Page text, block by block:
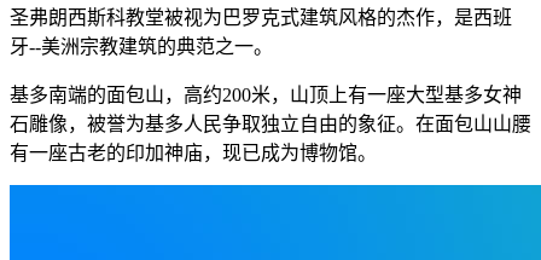
圣弗朗西斯科教堂被视为巴罗克式建筑风格的杰作，是西班
牙--美洲宗教建筑的典范之一。
基多南端的面包山，高约200米，山顶上有一座大型基多女神
石雕像，被誉为基多人民争取独立自由的象征。在面包山山腰
有一座古老的印加神庙，现已成为博物馆。